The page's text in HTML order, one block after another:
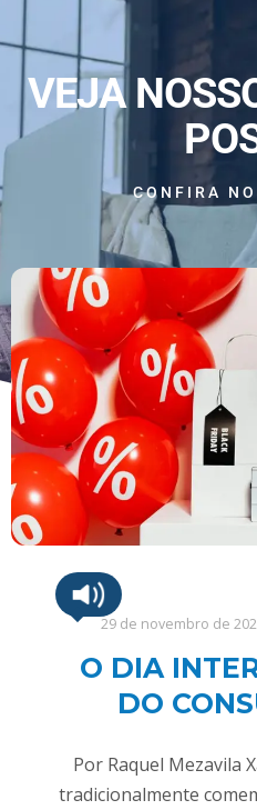
VEJA
CONFIRA
29 de novembro de
O DIA
DO
Por Raquel Mezavila
tradicionalmente